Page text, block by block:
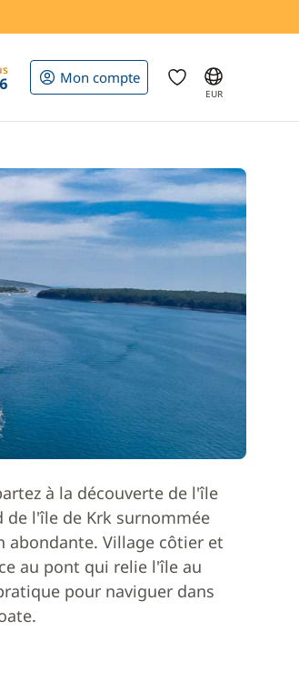
Mon compte
EUR
à la découverte de l'île
de l'île de Krk surnommée
abondante. Village côtier et
au pont qui relie l'île au
pour naviguer dans